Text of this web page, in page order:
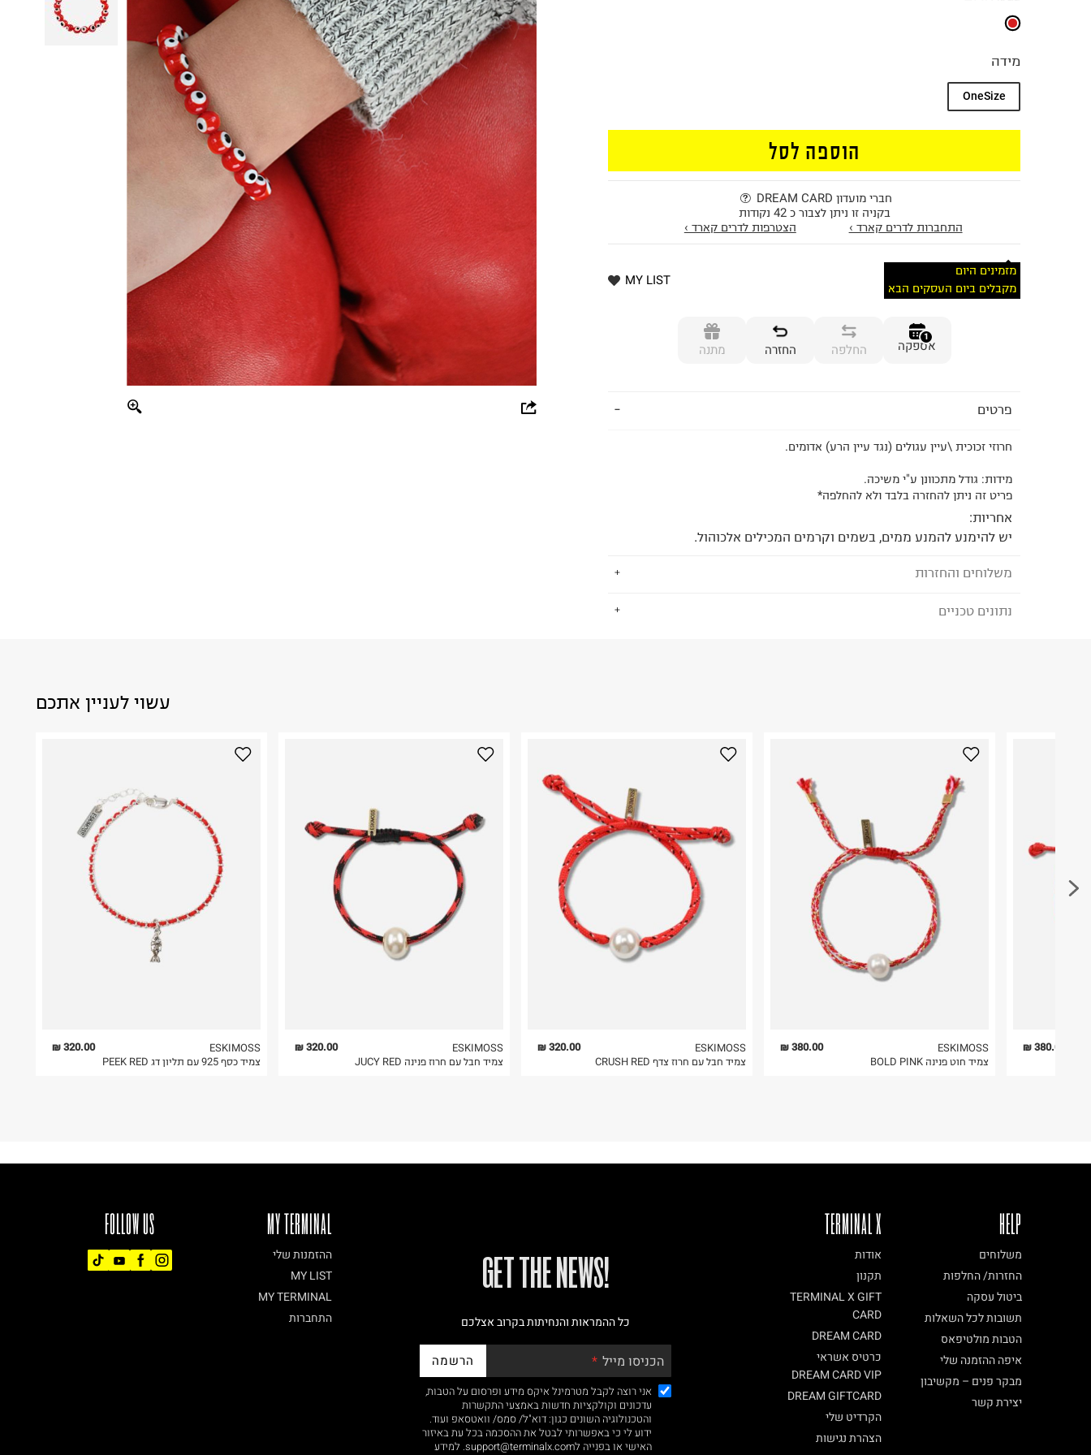
מידה
OneSize
הוספה לסל
חברי מועדון DREAM CARD
בקניה זו ניתן לצבור כ 42 נקודות
התחברות לדרים קארד ›
הצטרפות לדרים קארד ›
מזמינים היום
מקבלים ביום העסקים הבא
MY LIST
1
אספקה החלפה החזרה מתנה
פרטים
חרוזי זכוכית \עיין עגולים (נגד עיין הרע) אדומים.
מידות: גודל מתכוונן ע"י משיכה.
פריט זה ניתן להחזרה בלבד ולא להחלפה*
אחריות:
יש להימנע להמנע ממים, בשמים וקרמים המכילים אלכוהול.
משלוחים והחזרות
לבחירת בשיטת המשלוח המתאימה לכם,
לפני החזרת החבילה, חשוב להדביק את מדבקת הגוביינא על גבי החבילה
במקום בו הודבקה הכתובת שלכם.
פריטים שבירים יש להחזיר עם שליח דרך ממשק ההחזרות באתר בלבד
בהתאם לתנאי השימוש.
3. מוצרי טיפוח ניתן להחזיר סגורים באריזתם המקורית בלבד. לא ניתן
נתונים טכניים
בית פוקס-רח' החרמון
קריית שדה התעופה
עשוי לעניין אתכם
320.00 ₪
ESKIMOSS
צמיד כסף 925 עם תליון דג PEEK RED
320.00 ₪
ESKIMOSS
צמיד חבל עם חרוז פנינה JUCY RED
320.00 ₪
ESKIMOSS
צמיד חבל עם חרוז צדף CRUSH RED
380.00 ₪
ESKIMOSS
צמיד חוט פנינה BOLD PINK
380.00 ₪
FOLLOW US MY TERMINAL
ההזמנות שלי
MY LIST
MY TERMINAL
התחברות
!GET THE NEWS
כל ההמראות והנחיתות בקרוב אצלכם
הכניסו מייל הרשמה
אני רוצה לקבל מטרמינל איקס מידע ופרסום על הטבות,
עדכונים וקולקציות חדשות באמצעי התקשרות
והטכנולוגיה השונים כגון: דוא"ל/ סמס/ וואטסאפ ועוד.
ידוע לי כי באפשרותי לבטל את ההסכמה בכל עת באיזור
האישי או בפנייה לsupport@terminalx.com. למידע
TERMINAL X
אודות
תקנון
TERMINAL X GIFT
CARD
DREAM CARD
כרטיס אשראי
DREAM CARD VIP
DREAM GIFTCARD
הקרדיט שלי
הצהרת נגישות
HELP
משלוחים
החזרות/ החלפות
ביטול עסקה
תשובות לכל השאלות
הטבות מולטיפאס
איפה ההזמנה שלי
מבקר פנים – מקשיבון
יצירת קשר